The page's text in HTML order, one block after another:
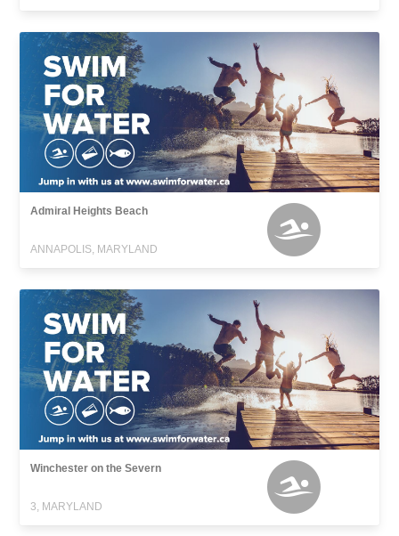
Admiral Heights Beach
ANNAPOLIS, MARYLAND
Winchester on the Severn
3, MARYLAND